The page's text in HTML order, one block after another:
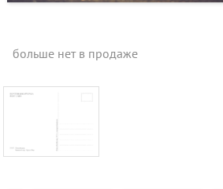
больше нет в продаже